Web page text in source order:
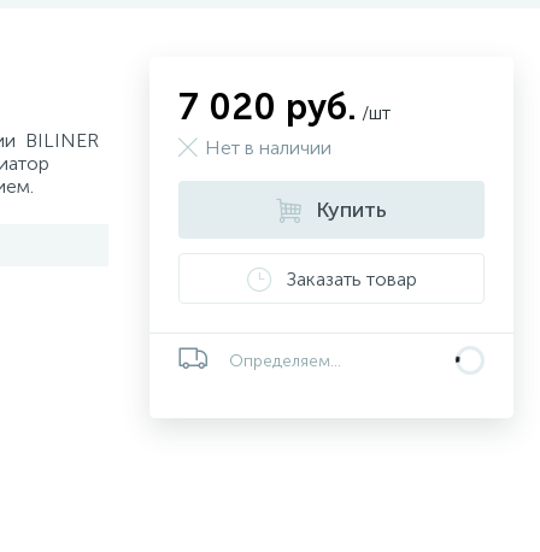
BILINER
7 020 руб. /шт
Нет в наличии
Купить
Заказать товар
Определяем...